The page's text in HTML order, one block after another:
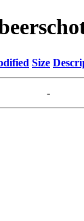
Size
-